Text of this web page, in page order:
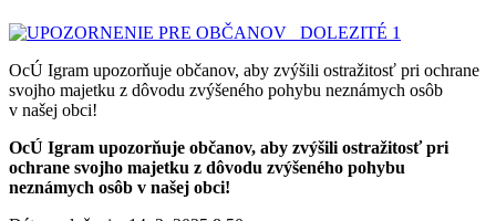
OcÚ Igram upozorňuje občanov, aby zvýšili ostražitosť pri ochrane
svojho majetku z dôvodu zvýšeného pohybu neznámych osôb
v našej obci!
OcÚ Igram upozorňuje občanov, aby zvýšili ostražitosť pri
ochrane svojho majetku z dôvodu zvýšeného pohybu
neznámych osôb v našej obci!